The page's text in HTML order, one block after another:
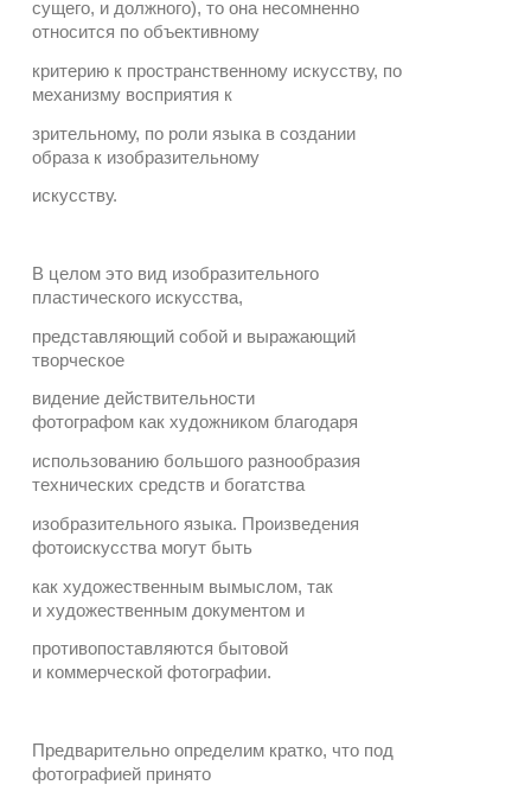
сущего, и должного), то она несомненно
относится по объективному
критерию к пространственному искусству, по
механизму восприятия к
зрительному, по роли языка в создании
образа к изобразительному
искусству.
В целом это вид изобразительного
пластического искусства,
представляющий собой и выражающий
творческое
видение действительности
фотографом как художником благодаря
использованию большого разнообразия
технических средств и богатства
изобразительного языка. Произведения
фотоискусства могут быть
как художественным вымыслом, так
и художественным документом и
противопоставляются бытовой
и коммерческой фотографии.
Предварительно определим кратко, что под
фотографией принято